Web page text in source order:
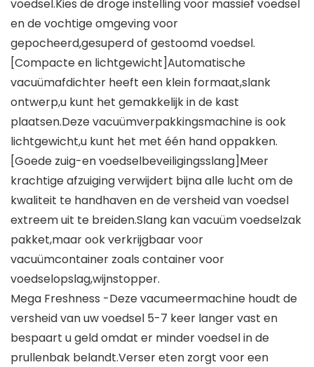
voedsel.Kies de droge instelling voor massief voedsel
en de vochtige omgeving voor
gepocheerd,gesuperd of gestoomd voedsel.
[Compacte en lichtgewicht]Automatische
vacuümafdichter heeft een klein formaat,slank
ontwerp,u kunt het gemakkelijk in de kast
plaatsen.Deze vacuümverpakkingsmachine is ook
lichtgewicht,u kunt het met één hand oppakken.
[Goede zuig-en voedselbeveiligingsslang]Meer
krachtige afzuiging verwijdert bijna alle lucht om de
kwaliteit te handhaven en de versheid van voedsel
extreem uit te breiden.Slang kan vacuüm voedselzak
pakket,maar ook verkrijgbaar voor
vacuümcontainer zoals container voor
voedselopslag,wijnstopper.
Mega Freshness -Deze vacumeermachine houdt de
versheid van uw voedsel 5-7 keer langer vast en
bespaart u geld omdat er minder voedsel in de
prullenbak belandt.Verser eten zorgt voor een